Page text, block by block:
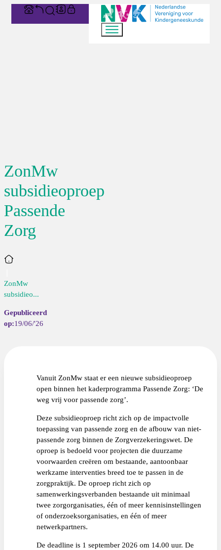
ZonMw
subsidieoproep
Passende
Zorg
Home
ZonMw
subsidieo...
19/06/'26
Vanuit ZonMw staat er een nieuwe subsidieoproep
open binnen het kaderprogramma Passende Zorg: ‘De
weg vrij voor passende zorg’.
Deze subsidieoproep richt zich op de impactvolle
toepassing van passende zorg en de afbouw van niet-
passende zorg binnen de Zorgverzekeringswet. De
oproep is bedoeld voor projecten die duurzame
voorwaarden creëren om bestaande, aantoonbaar
werkzame interventies breed toe te passen in de
zorgpraktijk. De oproep richt zich op
samenwerkingsverbanden bestaande uit minimaal
twee zorgorganisaties, één of meer kennisinstellingen
of onderzoeksorganisaties, en één of meer
netwerkpartners.
De deadline is 1 september 2026 om 14.00 uur. De